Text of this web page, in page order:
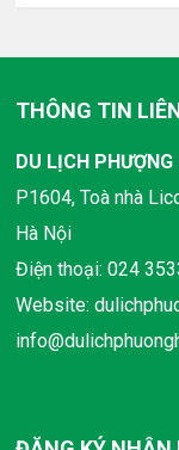
THÔNG TIN
DU LỊCH
P1604, Toà nhà
Hà Nội
Điện thoại: 024
Website: